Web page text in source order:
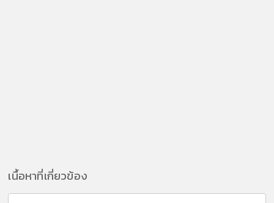
เนื้อหาที่เกี่ยวข้อง